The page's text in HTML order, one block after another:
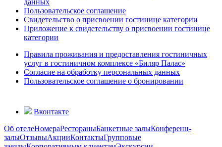
Пользовательское соглашение
Свидетельство о присвоении гостинице категории
Приложение к свидетельству о присвоении гостинице
категории
Правила проживания и предоставления гостиничных
услуг в гостиничном комплексе «Биляр Палас»
Согласие на обработку персональных данных
Пользовательское соглашение о бронировании
Вконтакте
Об отелеНомераРестораныБанкетные залыКонференц-
залыОтзывыАкцииКонтактыГрупповые